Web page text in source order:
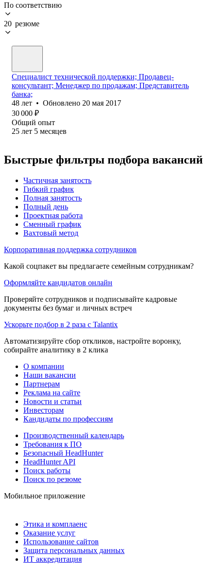
По соответствию
20 резюме
Специалист технической поддержки; Продавец-
консультант; Менеджер по продажам; Представитель
банка;
48 лет • Обновлено 20 мая 2017
30 000 ₽
Общий опыт
25 лет 5 месяцев
Быстрые фильтры подбора вакансий
Частичная занятость
Гибкий график
Полная занятость
Полный день
Проектная работа
Сменный график
Вахтовый метод
Корпоративная поддержка сотрудников
Какой соцпакет вы предлагаете семейным сотрудникам?
Оформляйте кандидатов онлайн
Проверяйте сотрудников и подписывайте кадровые
документы без бумаг и личных встреч
Ускорьте подбор в 2 раза с Talantix
Автоматизируйте сбор откликов, настройте воронку,
собирайте аналитику в 2 клика
О компании
Наши вакансии
Партнерам
Реклама на сайте
Новости и статьи
Инвесторам
Кандидаты по профессиям
Производственный календарь
Требования к ПО
Безопасный HeadHunter
HeadHunter API
Поиск работы
Поиск по резюме
Мобильное приложение
Этика и комплаенс
Оказание услуг
Использование сайтов
Защита персональных данных
ИТ аккредитация